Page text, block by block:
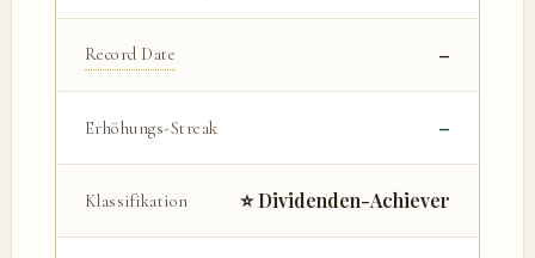
Record Date –
Erhöhungs-Streak –
Klassifikation ⭐ Dividenden-Achiever